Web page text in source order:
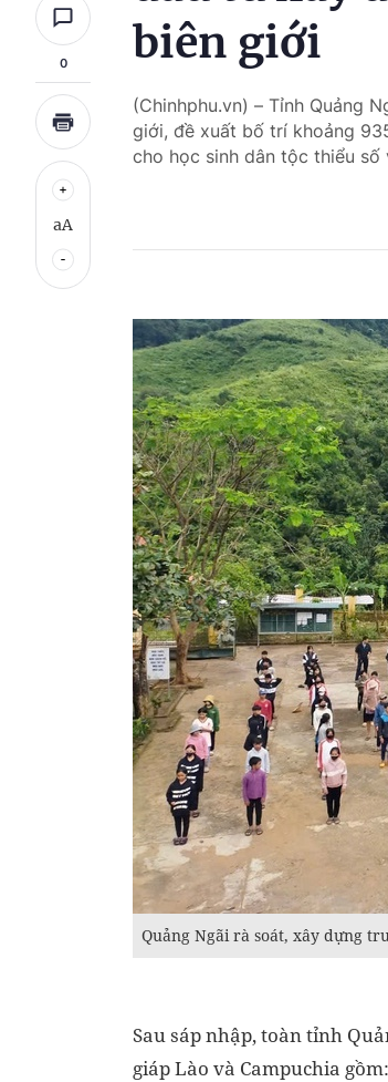
0
aA
biên giới
(Chinhphu.vn) – Tỉnh Quảng
giới, đề xuất bố trí khoảng
cho học sinh dân tộc thiểu
Quảng Ngãi rà soát, xây dựng
Sau sáp nhập, toàn tỉnh
giáp Lào và Campuchia